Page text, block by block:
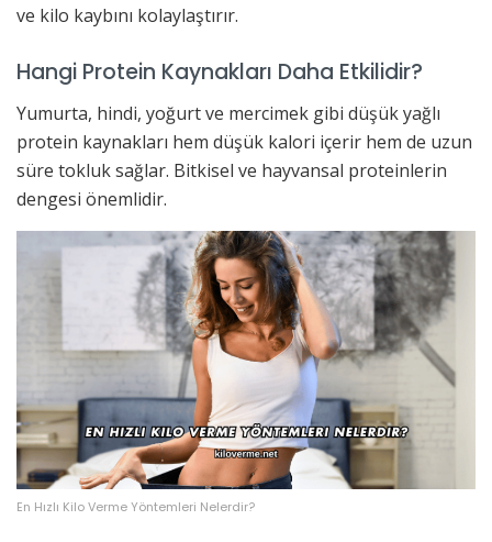
ve kilo kaybını kolaylaştırır.
Hangi Protein Kaynakları Daha Etkilidir?
Yumurta, hindi, yoğurt ve mercimek gibi düşük yağlı
protein kaynakları hem düşük kalori içerir hem de uzun
süre tokluk sağlar. Bitkisel ve hayvansal proteinlerin
dengesi önemlidir.
En Hızlı Kilo Verme Yöntemleri Nelerdir?